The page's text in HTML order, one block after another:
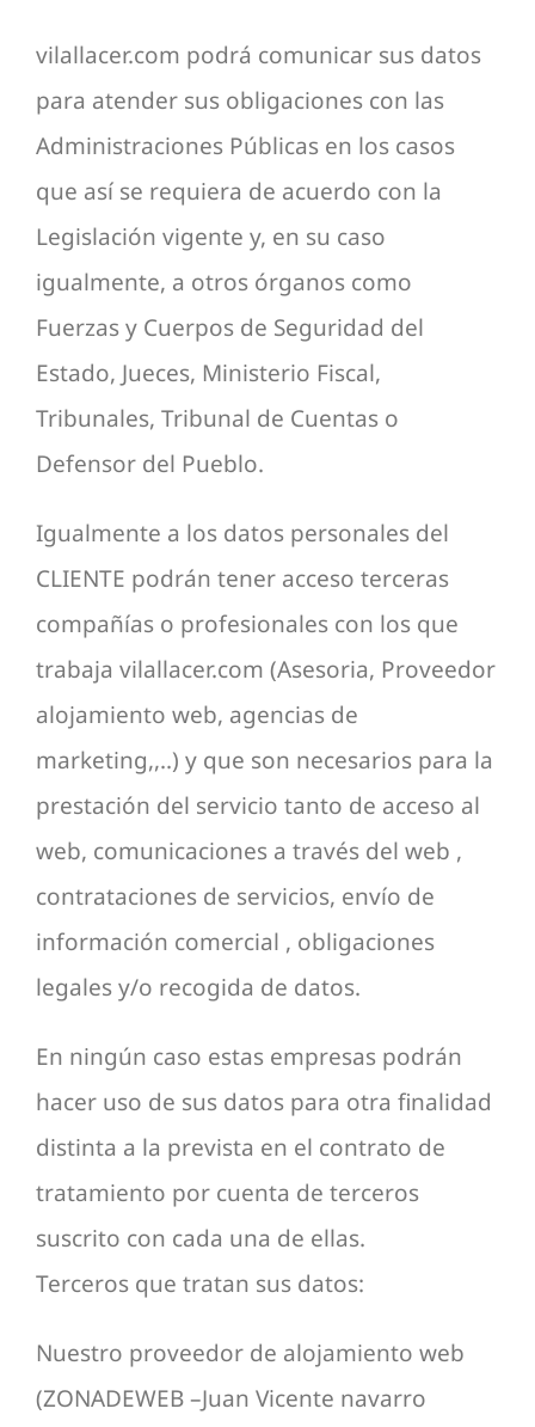
vilallacer.com podrá comunicar sus datos
para atender sus obligaciones con las
Administraciones Públicas en los casos
que así se requiera de acuerdo con la
Legislación vigente y, en su caso
igualmente, a otros órganos como
Fuerzas y Cuerpos de Seguridad del
Estado, Jueces, Ministerio Fiscal,
Tribunales, Tribunal de Cuentas o
Defensor del Pueblo.
Igualmente a los datos personales del
CLIENTE podrán tener acceso terceras
compañías o profesionales con los que
trabaja vilallacer.com (Asesoria, Proveedor
alojamiento web, agencias de
marketing,,..) y que son necesarios para la
prestación del servicio tanto de acceso al
web, comunicaciones a través del web ,
contrataciones de servicios, envío de
información comercial , obligaciones
legales y/o recogida de datos.
En ningún caso estas empresas podrán
hacer uso de sus datos para otra finalidad
distinta a la prevista en el contrato de
tratamiento por cuenta de terceros
suscrito con cada una de ellas.
Terceros que tratan sus datos:
Nuestro proveedor de alojamiento web
(ZONADEWEB –Juan Vicente navarro